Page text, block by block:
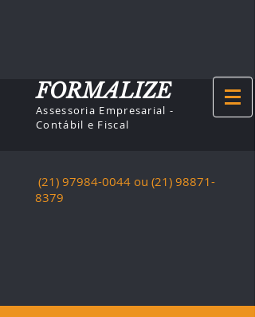
Assessoria Empresarial -
Contábil e Fiscal
FORMALIZE
(21) 97984-0044 ou (21) 98871-
8379